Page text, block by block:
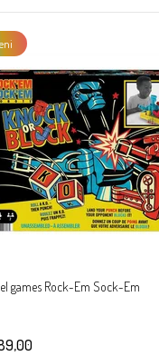
games Rock-Em Sock-Em